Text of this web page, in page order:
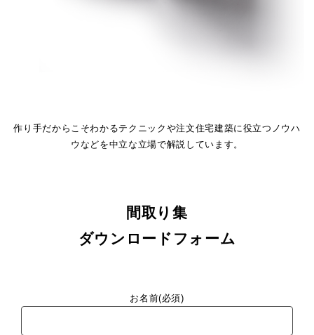
作り手だからこそわかるテクニックや注文住宅建築に役立つノウハ
ウなどを中立な立場で解説しています。
間取り集
ダウンロードフォーム
お名前(必須)